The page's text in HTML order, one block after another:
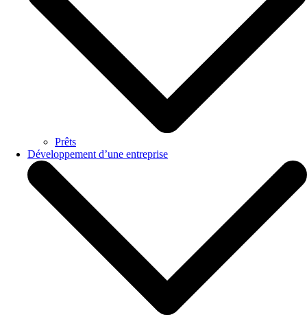
Prêts
Développement d’une entreprise